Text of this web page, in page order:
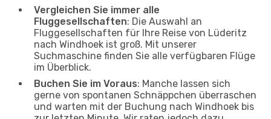
Vergleichen Sie immer alle
Fluggesellschaften: Die Auswahl an
Fluggesellschaften für Ihre Reise von Lüderitz
nach Windhoek ist groß. Mit unserer
Suchmaschine finden Sie alle verfügbaren Flüge
im Überblick.
Buchen Sie im Voraus: Manche lassen sich
gerne von spontanen Schnäppchen überraschen
und warten mit der Buchung nach Windhoek bis